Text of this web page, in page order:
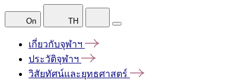
On TH
เกี่ยวกับจุฬาฯ
ประวัติจุฬาฯ
วิสัยทัศน์และยุทธศาสตร์